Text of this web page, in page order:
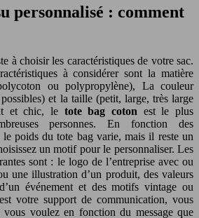
personnalisé : comment
à choisir les caractéristiques de votre sac.
à considérer sont la matière
ou polypropylène), La couleur
et la taille (petit, large, très large
et chic, le tote bag coton est le plus
personnes. En fonction des
le poids du tote bag varie, mais il reste un
un motif pour le personnaliser. Les
sont : le logo de l’entreprise avec ou
une illustration d’un produit, des valeurs
événement et des motifs vintage ou
votre support de communication, vous
voulez en fonction du message que